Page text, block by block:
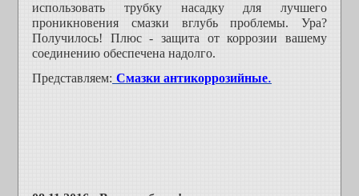
использовать трубку насадку для лучшего
проникновения смазки вглубь проблемы. Ура?
Получилось! Плюс - защита от коррозии вашему
соединению обеспечена надолго.
Представляем: Смазки антикоррозийные.